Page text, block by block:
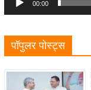
00:00
पॉपुलर पोस्ट्स